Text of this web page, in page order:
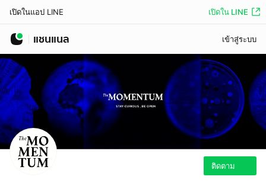
เปิดในแอป LINE เปิดใน LINE
แชนแนล เข้าสู่ระบบ
ติดตาม